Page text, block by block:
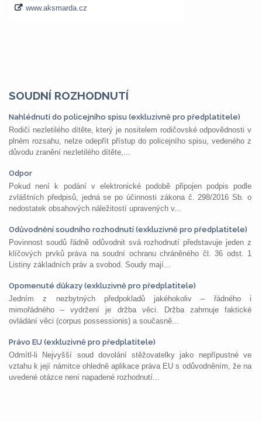
SOUDNÍ ROZHODNUTÍ
Nahlédnutí do policejního spisu (exkluzivně pro předplatitele)
Rodiči nezletilého dítěte, který je nositelem rodičovské odpovědnosti v
plném rozsahu, nelze odepřít přístup do policejního spisu, vedeného z
důvodu zranění nezletilého dítěte,...
Odpor
Pokud není k podání v elektronické podobě připojen podpis podle
zvláštních předpisů, jedná se po účinnosti zákona č. 298/2016 Sb. o
nedostatek obsahových náležitostí upravených v...
Odůvodnění soudního rozhodnutí (exkluzivně pro předplatitele)
Povinnost soudů řádně odůvodnit svá rozhodnutí představuje jeden z
klíčových prvků práva na soudní ochranu chráněného čl. 36 odst. 1
Listiny základních práv a svobod. Soudy mají...
Opomenuté důkazy (exkluzivně pro předplatitele)
Jedním z nezbytných předpokladů jakéhokoliv – řádného i
mimořádného – vydržení je držba věci. Držba zahrnuje faktické
ovládání věci (corpus possessionis) a současně...
Právo EU (exkluzivně pro předplatitele)
Odmítl-li Nejvyšší soud dovolání stěžovatelky jako nepřípustné ve
vztahu k její námitce ohledně aplikace práva EU s odůvodněním, že na
uvedené otázce není napadené rozhodnutí...